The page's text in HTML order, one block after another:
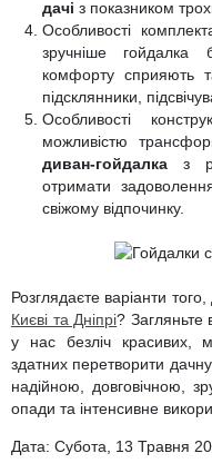
дачі з показником
Особливості
зручніше гойдалка
комфорту сприяють
підсклянники,
Особливості
можливістю
диван-гойдалка з
отримати
свіжому відпочинку.
Розглядаєте варіанти того,
Києві та Дніпрі? Загляньте
у нас безліч красивих,
здатних перетворити
надійною, довговічною,
опади та інтенсивне
Дата: Субота, 13 Травня